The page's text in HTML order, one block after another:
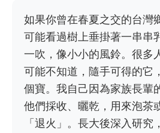
如果你曾在春夏之交的台灣
可能看過樹上垂掛著一串串
一吹，像小小的風鈴。很多
可能不知道，隨手可得的它
個寶。我自己因為家族長輩
他們採收、曬乾，用來泡茶
「退火」。長大後深入研究